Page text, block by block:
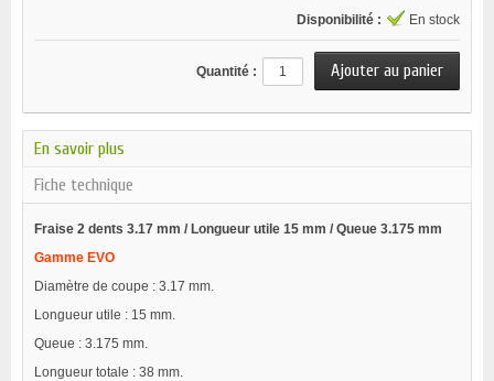
Disponibilité :
En stock
Quantité :
En savoir plus
Fiche technique
Fraise 2 dents 3.17 mm / Longueur utile 15 mm / Queue 3.175 mm
Gamme EVO
Diamètre de coupe : 3.17 mm.
Longueur utile : 15 mm.
Queue : 3.175 mm.
Longueur totale : 38 mm.